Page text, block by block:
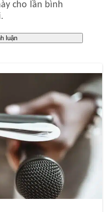
cho lần bình